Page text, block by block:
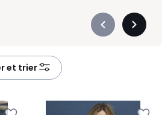
Précédent
et trier